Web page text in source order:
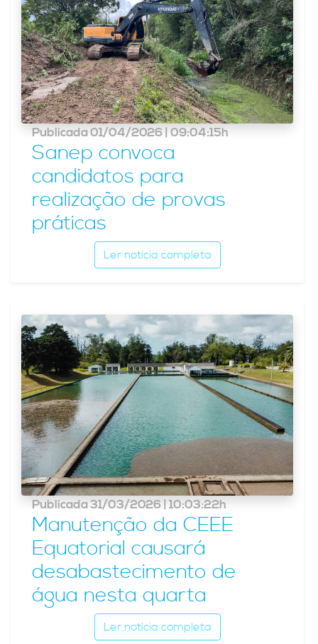
Publicada 01/04/2026 | 09:04:15h
Sanep convoca
candidatos para
realização de provas
práticas
Ler notícia completa
Publicada 31/03/2026 | 10:03:22h
Manutenção da CEEE
Equatorial causará
desabastecimento de
água nesta quarta
Ler notícia completa